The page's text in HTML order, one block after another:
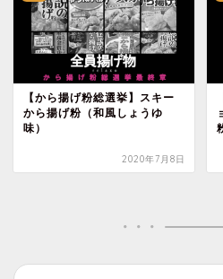
【から揚げ粉総選挙】スキー
から揚げ粉（和風しょうゆ
味）
2020年7月8日